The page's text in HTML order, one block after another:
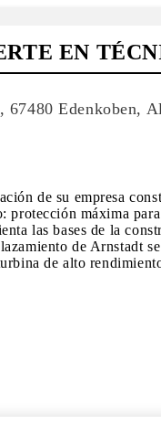
EN
67480 Edenkoben,
de su empresa
protección máxima
las bases de la
de Arnstadt
de alto